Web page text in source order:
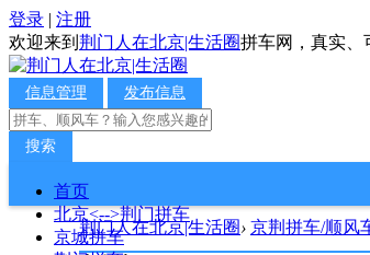
登录 | 注册
欢迎来到 荆门人在北京|生活圈拼车网，真实、
信息管理 发布信息
搜索
首页
北京<-->荆门拼车
京城拼车
荆门人在北京|生活圈› 京荆拼车/顺风